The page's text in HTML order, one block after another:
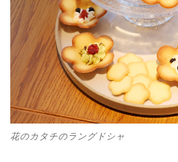
花のカタチのラングドシャ